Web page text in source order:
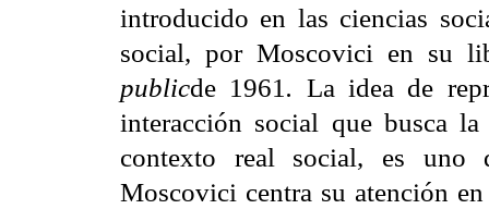
introducido en las ciencias
social, por Moscovici en su
publicde 1961 . La idea de
interacción social que busca
contexto real social, es uno
Moscovici centra su atención